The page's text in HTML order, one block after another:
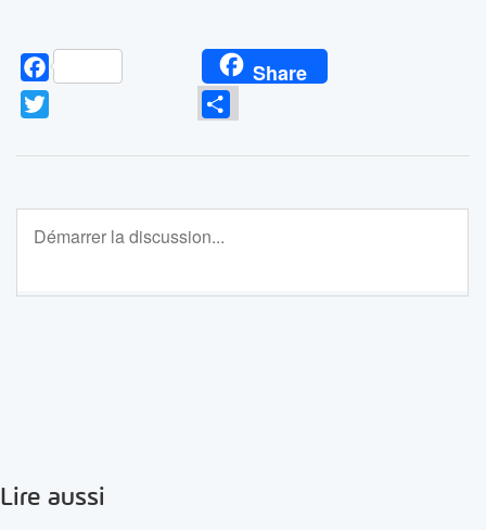
Facebook Share
Lire aussi